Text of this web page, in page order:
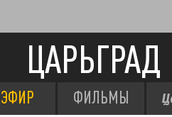
ЦАРЬГРАД
ЭФИР ФИЛЬМЫ